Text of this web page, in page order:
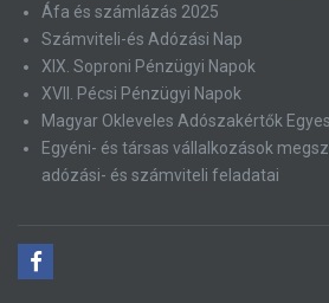
Áfa és számlázás 2025
Számviteli-és Adózási Nap
XIX. Soproni Pénzügyi Napok
XVII. Pécsi Pénzügyi Napok
Magyar Okleveles Adószakértők
Egyéni- és társas vállalkozások
adózási- és számviteli feladatai